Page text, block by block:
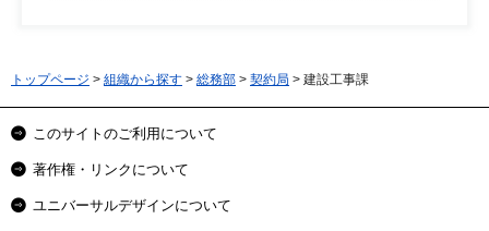
トップページ > 組織から探す > 総務部 > 契約局 > 建設工事課
このサイトのご利用について
著作権・リンクについて
ユニバーサルデザインについて